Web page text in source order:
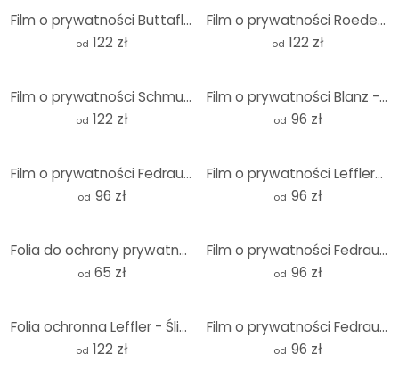
Film o prywatności Buttafly - Tasty World
od 122 zł
Film o prywatności Roeder - Potrzebuję witaminy Sea - Pa
od 122 zł
Film o prywatności Schmucker - Niebieskie kulki
od 122 zł
Film o prywatności Blanz - Stado
od 96 zł
Film o prywatności Fedrau - Prolog
od 96 zł
Film o prywatności Lefflera - Wizyta rodzinna
od 96 zł
Folia do ochrony prywatności Schmucker - Eggshell
od 65 zł
Film o prywatności Fedrau - wyciekł
od 96 zł
Folia ochronna Leffler - Ślimak kwiatowy
od 122 zł
Film o prywatności Fedrau - Niech przemówią kwiaty 02
od 96 zł